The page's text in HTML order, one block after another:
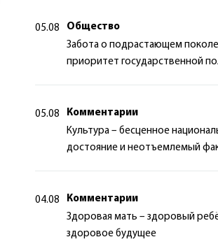
05.08
Общество
Забота о подрастающем
приоритет государственной
05.08
Комментарии
Культура – бесценное
достояние и неотъемлемый
04.08
Комментарии
Здоровая мать – здоровый
здоровое будущее